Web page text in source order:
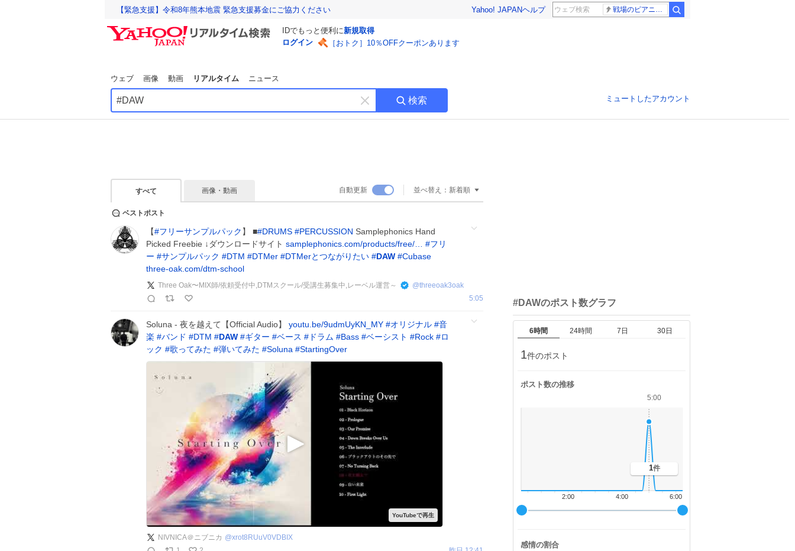
【緊急支援】令和8年熊本地震 緊急支援募金にご協力ください Yahoo! JAPANヘルプ 戦場のピアニスト
IDでもっと便利に新規取得
ログイン
［おトク］10％OFFクーポンあります
ウェブ 画像 動画 リアルタイム ニュース
キ
ー
す
検索 ミュートしたアカウント
すべて 画像・動画 自動更新 並べ替え： 新着順
ベストポスト
【#フリーサンプルパック 】 ■#DRUMS #PERCUSSION Samplephonics Hand
Picked Freebie ↓ダウンロードサイト samplephonics.com/products/free/… #フリ
ー #サンプルパック #DTM #DTMer #DTMerとつながりたい #DAW #Cubase
three-oak.com/dtm-school
Three Oak〜MIX師/依頼受付中,DTMスクール/受講生募集中,レーベル運営～ @threeoak3oak
5:05
Soluna - 夜を越えて【Official Audio】 youtu.be/9udmUyKN_MY #オリジナル #音
楽 #バンド #DTM #DAW #ギター #ベース # ドラム #Bass #ベーシスト #Rock #ロ
ック #歌ってみた #弾いてみた #Soluna #StartingOver
NIVNICA＠ニブニカ @xrot8RUuV0VDBIX
#DAWのポスト数グラフ
6時間 24時間 7日 30日
1件のポスト
ポスト数の推移
6:00
4:00
2:00
5:00
1件
感情の割合